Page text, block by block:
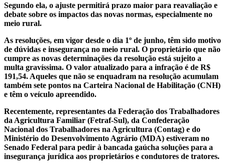
Segundo ela, o ajuste permitirá prazo maior para reavaliação e
debate sobre os impactos das novas normas, especialmente no
meio rural.
As resoluções, em vigor desde o dia 1º de junho, têm sido motivo
de dúvidas e insegurança no meio rural. O proprietário que não
cumpre as novas determinações da resolução está sujeito a
multa gravíssima. O valor atualizado para a infração é de R$
191,54. Aqueles que não se enquadram na resolução acumulam
também sete pontos na Carteira Nacional de Habilitação (CNH)
e têm o veículo apreendido.
Recentemente, representantes da Federação dos Trabalhadores
da Agricultura Familiar (Fetraf-Sul), da Confederação
Nacional dos Trabalhadores na Agricultura (Contag) e do
Ministério do Desenvolvimento Agrário (MDA) estiveram no
Senado Federal para pedir à bancada gaúcha soluções para a
insegurança jurídica aos proprietários e condutores de tratores.